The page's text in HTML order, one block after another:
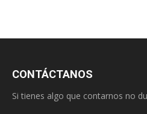
CONTÁCTANOS
Si tienes algo que contarnos no